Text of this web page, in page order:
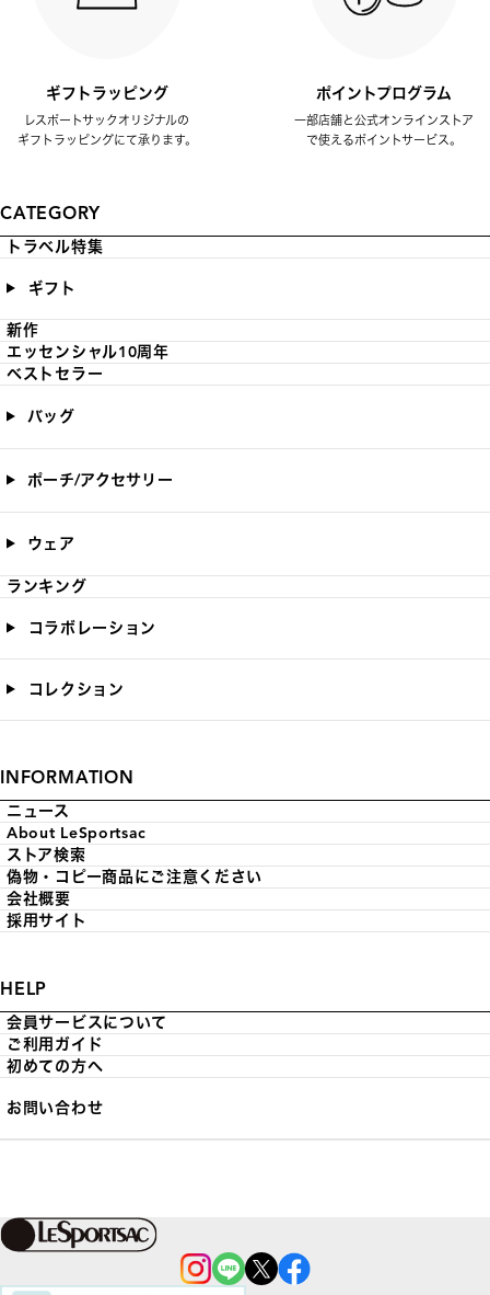
ギフトラッピング
レスポートサックオリジナルの
ギフトラッピングにて承ります。
ポイントプログラム
一部店舗と公式オンラインストア
で使えるポイントサービス。
CATEGORY
トラベル特集
ギフト
新作
エッセンシャル10周年
ベストセラー
バッグ
ポーチ/アクセサリー
ウェア
ランキング
コラボレーション
コレクション
INFORMATION
ニュース
About LeSportsac
ストア検索
偽物・コピー商品にご注意ください
会社概要
採用サイト
HELP
会員サービスについて
ご利用ガイド
初めての方へ
お問い合わせ